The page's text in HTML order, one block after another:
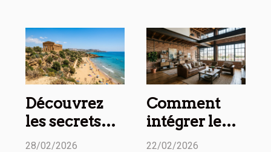
Découvrez
les secrets
des temples
28/02/2026
Comment
intégrer le
style
22/02/2026